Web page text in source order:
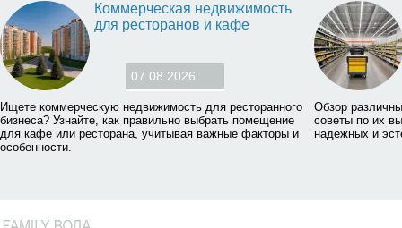
Коммерческая недвижимость
для ресторанов и кафе
07.08.2026
Ищете коммерческую недвижимость для ресторанного
бизнеса? Узнайте, как правильно выбрать помещение
для кафе или ресторана, учитывая важные факторы и
особенности.
Обзор
советы по их
надежных и